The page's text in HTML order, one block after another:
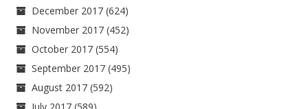
December 2017 (624)
November 2017 (452)
October 2017 (554)
September 2017 (495)
August 2017 (592)